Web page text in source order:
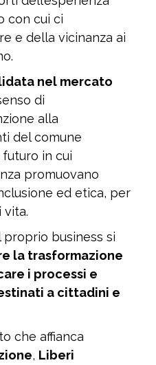
con cui ci
e della vicinanza ai
nel mercato
di
alla
del comune
in cui
promuovano
ed etica, per
vita.
business si
la trasformazione
i processi e
a cittadini e
che affianca
, Liberi